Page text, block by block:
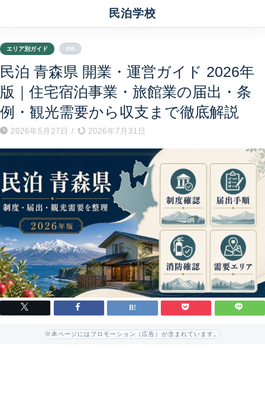
民泊学校
エリア別ガイド PR
民泊 青森県 開業・運営ガイド 2026年
版｜住宅宿泊事業・旅館業の届出・条
例・観光需要から収支まで徹底解説
2026年5月27日 / 2026年7月31日
※本ページにはプロモーション（広告）が含まれています。